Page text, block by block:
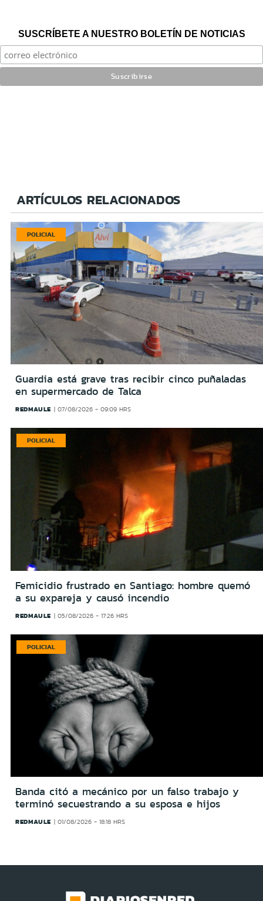
SUSCRÍBETE A NUESTRO BOLETÍN DE NOTICIAS
ARTÍCULOS RELACIONADOS
POLICIAL
Guardia está grave tras recibir cinco puñaladas
en supermercado de Talca
REDMAULE 07/08/2026 - 09:09 HRS
POLICIAL
Femicidio frustrado en Santiago: hombre quemó
a su expareja y causó incendio
REDMAULE 05/08/2026 - 17:26 HRS
POLICIAL
Banda citó a mecánico por un falso trabajo y
terminó secuestrando a su esposa e hijos
REDMAULE 01/08/2026 - 18:18 HRS